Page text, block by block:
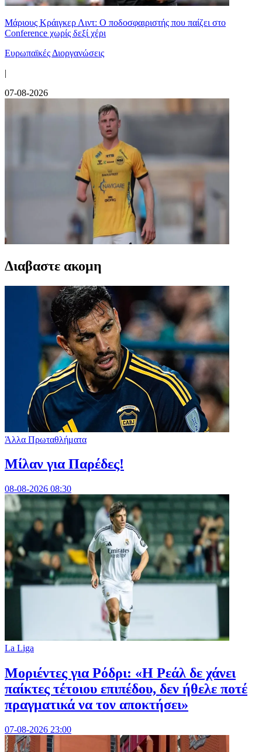
Μάριους Κράιγκερ Λιντ: Ο ποδοσφαιριστής που παίζει στο
Conference χωρίς δεξί χέρι
Ευρωπαϊκές Διοργανώσεις
|
07-08-2026
Διαβαστε ακομη
Άλλα Πρωταθλήματα
Μίλαν για Παρέδες!
08-08-2026 08:30
La Liga
Μοριέντες για Ρόδρι: «Η Ρεάλ δε χάνει
παίκτες τέτοιου επιπέδου, δεν ήθελε ποτέ
πραγματικά να τον αποκτήσει»
07-08-2026 23:00